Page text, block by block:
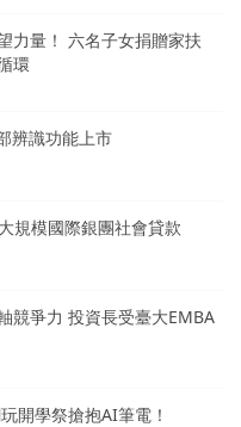
力量！ 六名子女捐贈家扶
環
辨識功能上市
規模國際銀團社會貸款
競爭力 投資長受臺大EMBA
開學祭搶抱AI筆電！